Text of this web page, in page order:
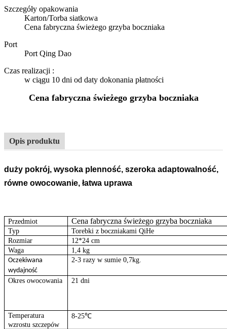
Szczegóły opakowania
Karton/Torba siatkowa
Cena fabryczna świeżego grzyba boczniaka
Port
Port Qing Dao
Czas realizacji :
w ciągu 10 dni od daty dokonania płatności
Cena fabryczna świeżego grzyba boczniaka
Opis produktu
duży pokrój, wysoka plenność, szeroka adaptowalność,
równe owocowanie, łatwa uprawa
Przedmiot Cena fabryczna świeżego grzyba boczniaka
Typ
Torebki z boczniakami QiHe
Rozmiar
12*24 cm
Waga
1,4 kg
Oczekiwana
wydajność
2-3 razy w sumie 0,7kg.
Okres owocowania 21 dni
Temperatura
wzrostu szczepów
8-25℃